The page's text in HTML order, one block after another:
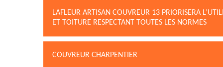
LAFLEUR ARTISAN COUVREUR 13 PRIORISERA
ET TOITURE RESPECTANT TOUTES LES NORMES
COUVREUR CHARPENTIER